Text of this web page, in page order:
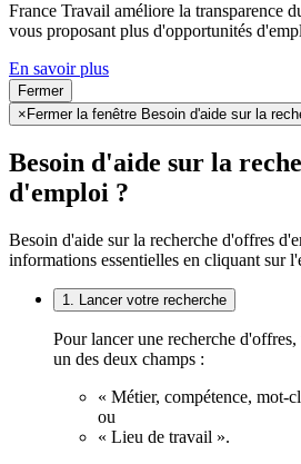
France Travail améliore la transparence
vous proposant plus d'opportunités
En savoir plus
Fermer
× Fermer la fenêtre Besoin d'aide sur la
Besoin d'aide sur la
d'emploi ?
Besoin d'aide sur la recherche d'offres
informations essentielles en cliquant sur
1. Lancer votre recherche
Pour lancer une recherche
un des deux champs :
« Métier, compétence, mot-
ou
« Lieu de travail ».